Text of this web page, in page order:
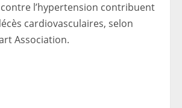
l’hypertension contribuent
cardiovasculaires, selon
Association.